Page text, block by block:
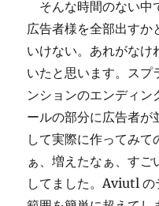
そんな時間のない中
広告者様を全部出すか
いけない。あれがなけ
いたと思います。ス
ンションのエンディン
ールの部分に広告者が
して実際に作ってみ
ぁ、増えたなぁ、す
してました。Aviutl の